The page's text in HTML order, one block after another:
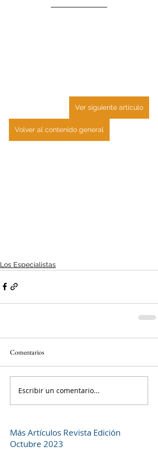
Ver siguiente artículo
Volver al contenido general
Los Especialistas
Comentarios
Escribir un comentario...
Más Artículos Revista Edición
Octubre 2023